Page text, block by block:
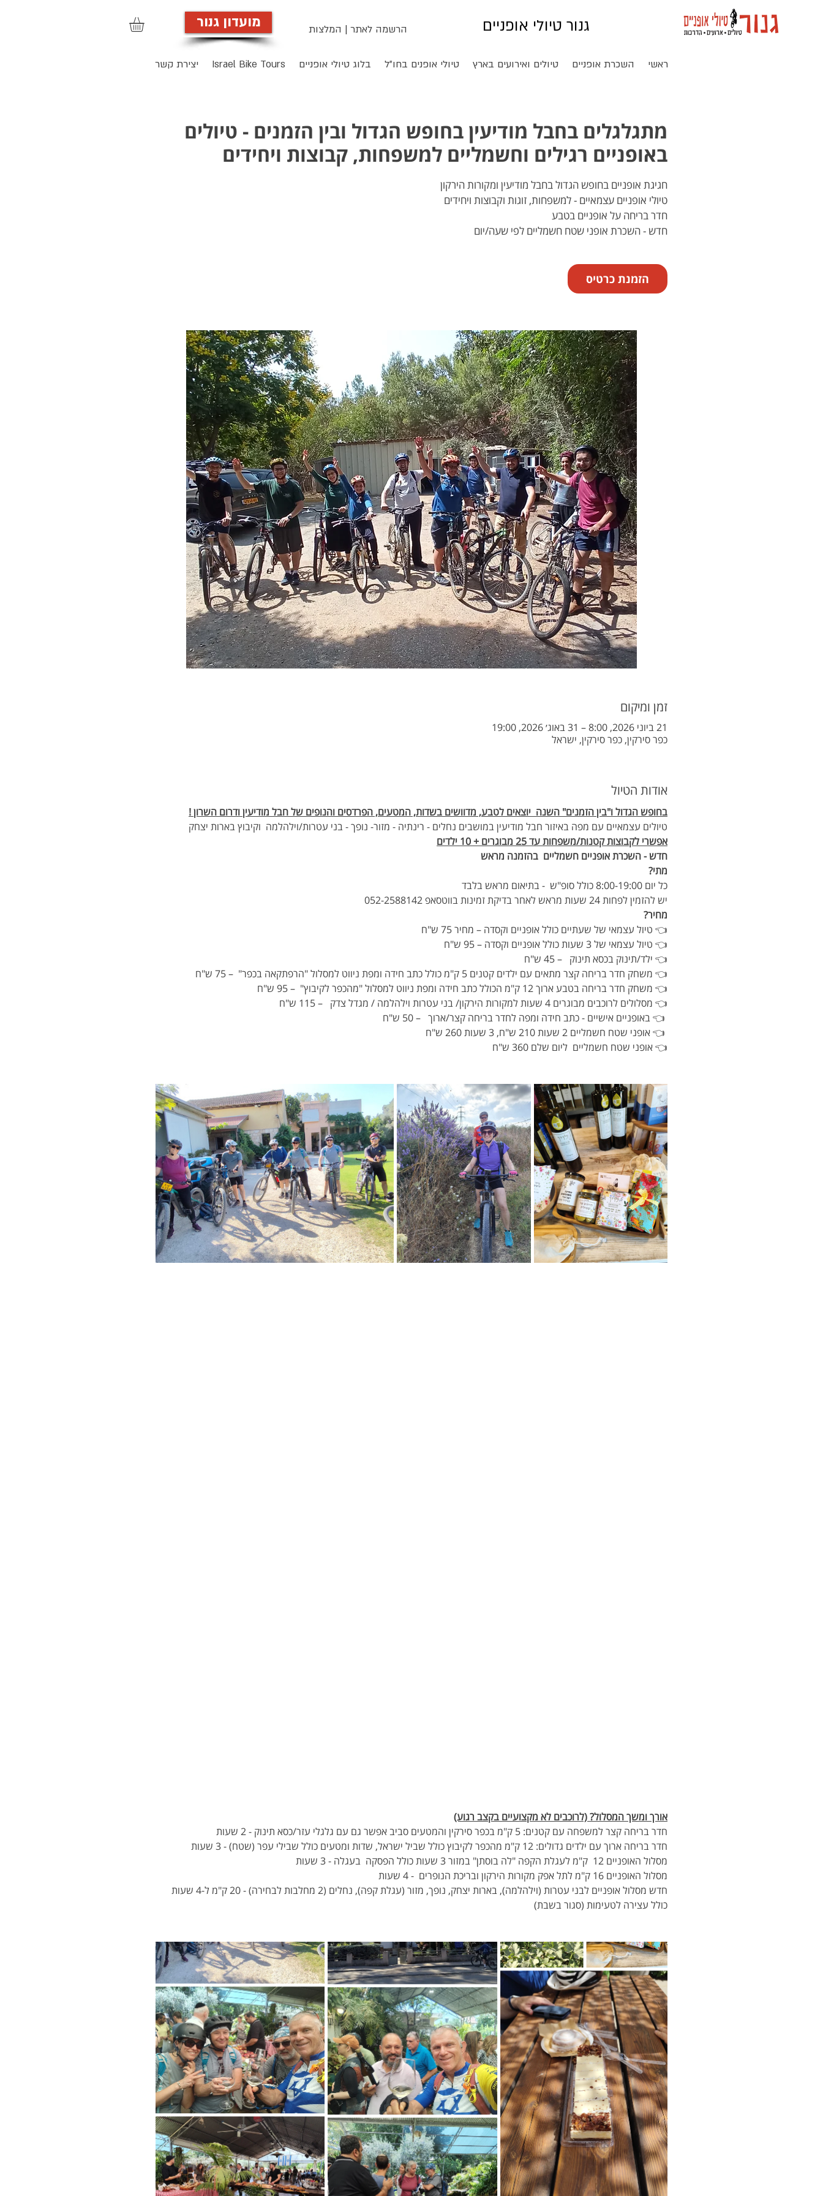
מועדון גנור הרשמה לאתר | המלצות גנור טיולי אופניים
ראשי השכרת אופניים טיולים ואירועים בארץ טיולי אופנים בחו"ל בלוג טיולי אופניים Israel Bike Tours יצירת קשר
מתגלגלים בחבל מודיעין בחופש הגדול ובין הזמנים - טיולים
באופניים רגילים וחשמליים למשפחות, קבוצות ויחידים
חדש - השכרת אופני שטח חשמליים לפי שעה/יום
הזמנת כרטיס
זמן ומיקום
21 ביוני 2026, 8:00 – 31 באוג׳ 2026, 19:00
כפר סירקין, כפר סירקין, ישראל
אודות הטיול
בחופש הגדול ו"בין הזמנים" השנה  יוצאים לטבע, מדוושים בשדות, המטעים, הפרדסים והנופים של חבל מודיעין ודרום השרון !
טיולים עצמאיים עם מפה באיזור חבל מודיעין במושבים נחלים - רינתיה - מזור- נופך - בני עטרות/וילהלמה  וקיבוץ בארות יצחק
אפשרי לקבוצות קטנות/משפחות עד 25 מבוגרים + 10 ילדים
חדש - השכרת אופניים חשמליים  בהזמנה מראש
מתי?
כל יום 8:00-19:00 כולל סופ"ש  - בתיאום מראש בלבד
יש להזמין לפחות 24 שעות מראש לאחר בדיקת זמינות בווטסאפ 052-2588142
מחיר?
👈 טיול עצמאי של שעתיים כולל אופניים וקסדה – מחיר 75 ש"ח
👈 טיול עצמאי של 3 שעות כולל אופניים וקסדה – 95 ש"ח
👈 ילד/תינוק בכסא תינוק   – 45 ש"ח
👈 משחק חדר בריחה קצר מתאים עם ילדים קטנים 5 ק"מ כולל כתב חידה ומפת ניווט למסלול "הרפתקאה בכפר"  – 75 ש"ח
👈 משחק חדר בריחה בטבע ארוך 12 ק"מ הכולל כתב חידה ומפת ניווט למסלול "מהכפר לקיבוץ"  – 95 ש"ח
👈 מסלולים לרוכבים מבוגרים 4 שעות למקורות הירקון/ בני עטרות וילהלמה / מגדל צדק   – 115 ש"ח
👈 באופניים אישיים - כתב חידה ומפה לחדר בריחה קצר/ארוך   – 50 ש"ח
👈 אופני שטח חשמליים 2 שעות 210 ש"ח, 3 שעות 260 ש"ח
👈 אופני שטח חשמליים  ליום שלם 360 ש"ח
אורך ומשך המסלול? (לרוכבים לא מקצועיים בקצב רגוע)
חדר בריחה קצר למשפחה עם קטנים: 5 ק"מ בכפר סירקין והמטעים סביב אפשר גם עם גלגלי עזר/כסא תינוק - 2 שעות
חדר בריחה ארוך עם ילדים גדולים: 12 ק"מ מהכפר לקיבוץ כולל שביל ישראל, שדות ומטעים כולל שבילי עפר (שטח) - 3 שעות
מסלול האופניים 12  ק"מ לעגלת הקפה "לה בוסתן" במזור 3 שעות כולל הפסקה  בעגלה - 3 שעות
מסלול האופניים 16 ק"מ לתל אפק מקורות הירקון ובריכת הנופרים  - 4 שעות
חדש מסלול אופניים לבני עטרות (וילהלמה), בארות יצחק, נופך, מזור (עגלת קפה), נחלים (2 מחלבות לבחירה) - 20 ק"מ ל-4 שעות
כולל עצירה לטעימות (סגור בשבת)